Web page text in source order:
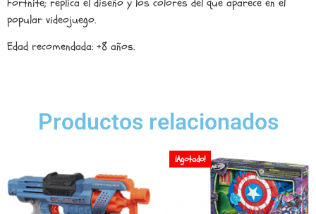
popular videojuego.
Edad recomendada: +8 años.
Productos relacionados
¡Agotado!